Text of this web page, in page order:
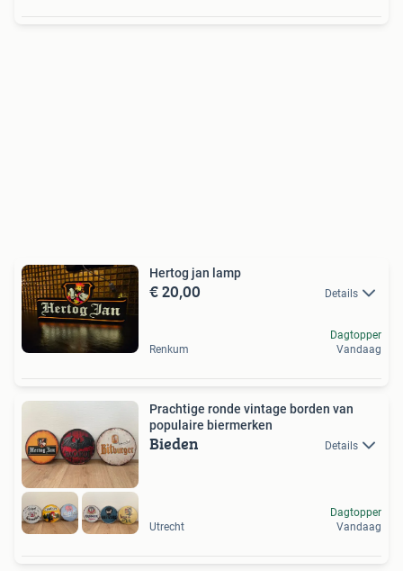
Hertog jan lamp
€ 20,00 Details
Renkum
Dagtopper
Vandaag
Prachtige ronde vintage borden van
populaire biermerken
Bieden Details
Utrecht
Dagtopper
Vandaag